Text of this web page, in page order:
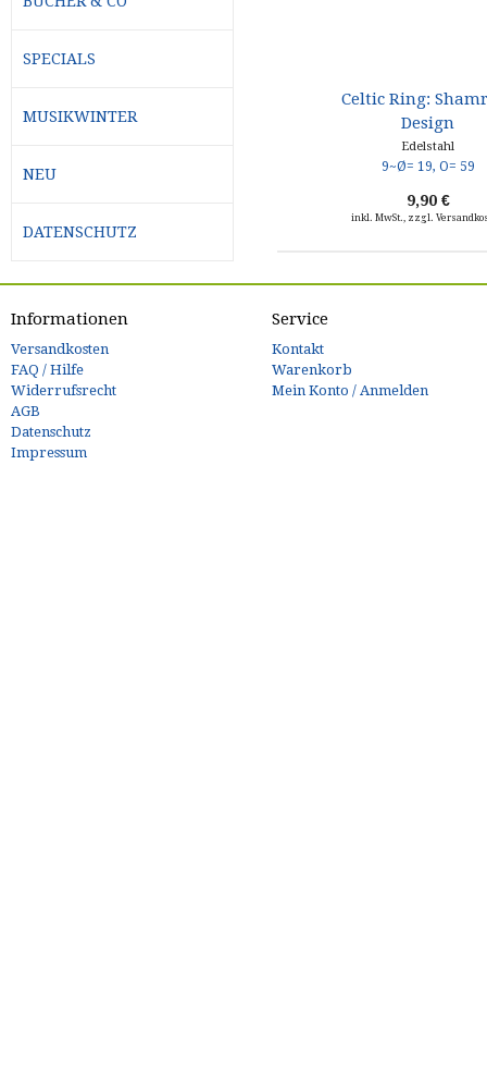
Celtic Ring:
Design
Edelstahl
9,90 €
inkl. MwSt., zzgl.
SPECIALS
MUSIKWINTER
NEU
DATENSCHUTZ
Informationen
Versandkosten
FAQ / Hilfe
Widerrufsrecht
AGB
Datenschutz
Impressum
Service
Kontakt
Warenkorb
Mein Konto / Anmelden